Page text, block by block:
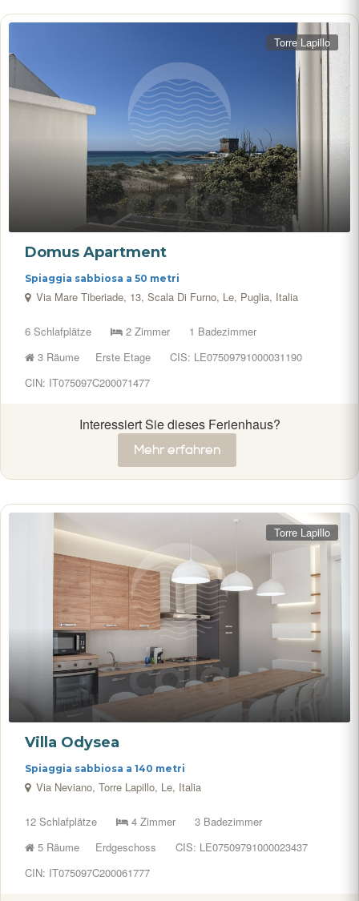
Torre Lapillo
Domus Apartment
Spiaggia sabbiosa a 50 metri
Via Mare Tiberiade, 13, Scala Di Furno, Le, Puglia, Italia
6 Schlafplätze 2 Zimmer
1 Badezimmer
3 Räume
Erste Etage
CIS: LE07509791000031190
CIN: IT075097C200071477
Interessiert Sie dieses Ferienhaus?
Mehr erfahren
Torre Lapillo
Villa Odysea
Spiaggia sabbiosa a 140 metri
Via Neviano, Torre Lapillo, Le, Italia
12 Schlafplätze 4 Zimmer
3 Badezimmer
5 Räume
Erdgeschoss
CIS: LE07509791000023437
CIN: IT075097C200061777